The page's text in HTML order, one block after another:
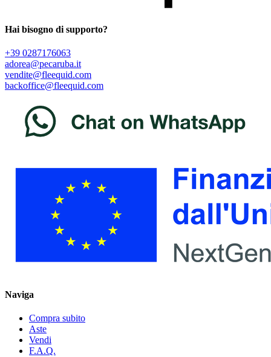
Hai bisogno di supporto?
+39 0287176063
adorea@pecaruba.it
vendite@fleequid.com
backoffice@fleequid.com
Naviga
Compra subito
Aste
Vendi
F.A.Q.